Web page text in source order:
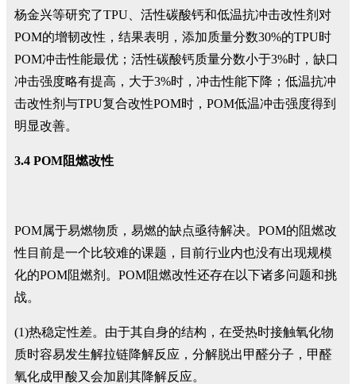
杨金兴等研究了TPU、活性碳酸钙和低温抗冲击改性剂对
POM的增韧改性，结果表明，添加质量分数30%的TPU时
POM冲击性能最优；活性碳酸钙质量分数小于3%时，缺口
冲击强度略有提高，大于3%时，冲击性能下降；低温抗冲
击改性剂与TPU复合改性POM时，POM低温冲击强度得到
明显改善。
3.4 POM阻燃改性
POM属于易燃物质，易燃的缺点亟待解决。POM的阻燃改
性目前是一个比较难的课题，目前行业内也没有出现规模
化的POM阻燃剂。POM阻燃改性还存在以下诸多问题和挑
战。
(1)热稳定性差。由于其自身的结构，在受热时接触氧化物
质时容易发生解拉链降解反应，分解脱出甲醛分子，甲醛
氧化成甲酸又会加剧其降解反应。